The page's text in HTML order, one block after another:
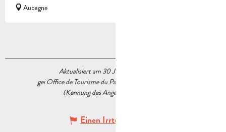
Aubagne
Aktualisiert am 30 Juli 2026 Um 17:37
gei Office de Tourisme du Pays d’Aubagne et de l’Étoile
(Kennung des Angebots :
Einen Irrtum angeben